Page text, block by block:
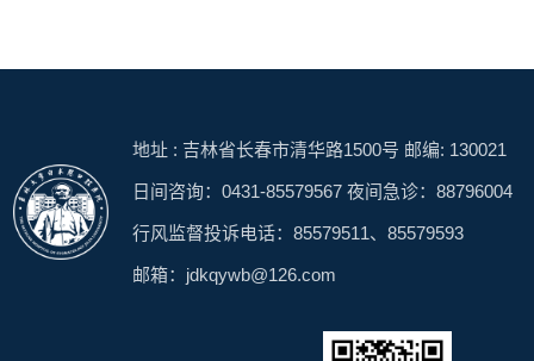
地址 : 吉林省长春市清华路1500号 邮编: 130021
日间咨询：0431-85579567 夜间急诊：88796004
行风监督投诉电话：85579511、85579593
邮箱：jdkqywb@126.com